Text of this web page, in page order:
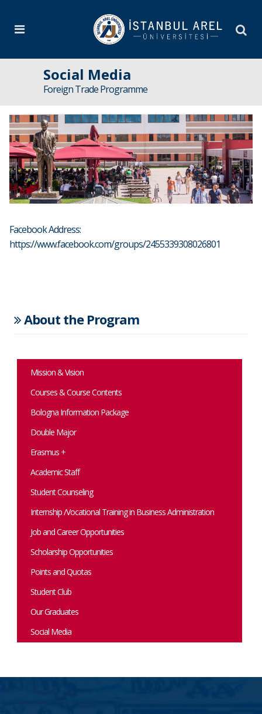
Social Media
Foreign Trade Programme
Facebook Address:
https://www.facebook.com/groups/2455339308026801
About the Program
Mission & Vision
Courses & Course Contents
Bologna Information Package
Double Major
Erasmus +
Academic Staff
Student Counseling
Internship /Vocational Training in Business Administration
Job and Career Opportunities
Scholarship Opportunities
Points and Quotas
Student Club
Our Graduates
Social Media